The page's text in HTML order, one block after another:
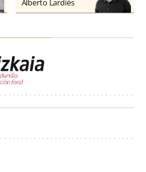
Alberto Lardiés